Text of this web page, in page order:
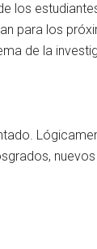
para los
de la